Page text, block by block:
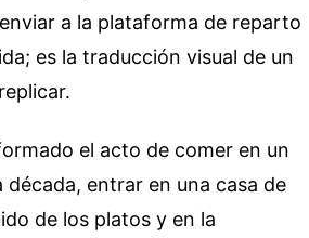
a la plataforma de reparto
es la traducción visual de un
el acto de comer en un
entrar en una casa de
de los platos y en la